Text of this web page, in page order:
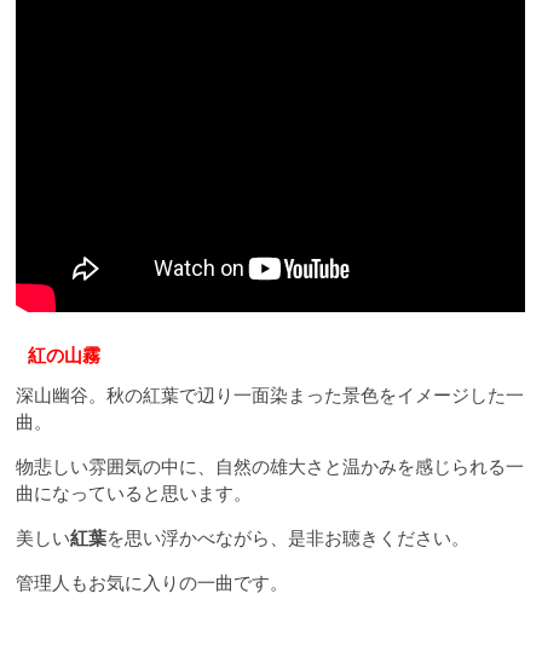
紅の山霧
深山幽谷。秋の紅葉で辺り一面染まった景色をイメージした一
曲。
物悲しい雰囲気の中に、自然の雄大さと温かみを感じられる一
曲になっていると思います。
美しい紅葉を思い浮かべながら、是非お聴きください。
管理人もお気に入りの一曲です。